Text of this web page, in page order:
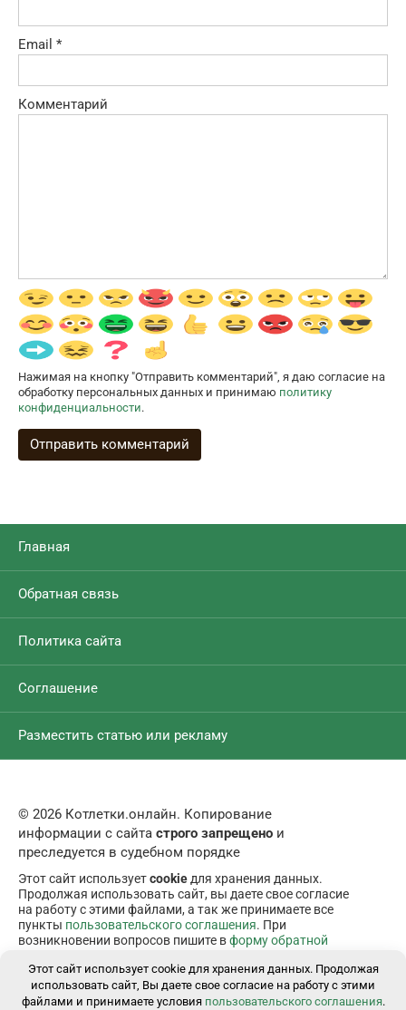
Email *
Комментарий
Нажимая на кнопку "Отправить комментарий", я даю согласие на
обработку персональных данных и принимаю политику
конфиденциальности.
Главная
Обратная связь
Политика сайта
Соглашение
Разместить статью или рекламу
© 2026 Котлетки.онлайн. Копирование
информации с сайта строго запрещено и
преследуется в судебном порядке
Этот сайт используетcookieдля хранения данных.
Продолжая использовать сайт, вы даете свое согласие
на работу с этими файлами, а так же принимаете все
пункты пользовательского соглашения. При
возникновении вопросов пишите вформу обратной
Этот сайт использует cookie для хранения данных. Продолжая
использовать сайт, Вы даете свое согласие на работу с этими
файлами и принимаете условия пользовательского соглашения.